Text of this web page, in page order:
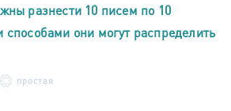
разнести 10 писем по 10
они могут распределить
простая